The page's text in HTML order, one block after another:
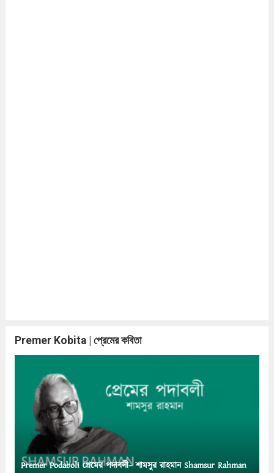
Premer Kobita | প্রেমের কবিতা
Premer Podaboli প্রেমের পদাবলী– শামসুর রাহমান Shamsur Rahman